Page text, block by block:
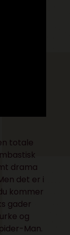
totale
drama
det er i
kommer
gader
og
Man.